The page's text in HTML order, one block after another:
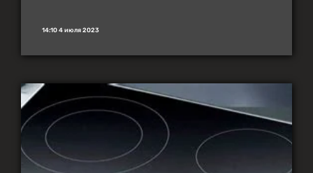
14:10 4 июля 2023